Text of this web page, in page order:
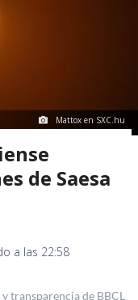
Mattox en SXC.hu
de Saesa
a las 22:58
y transparencia de BBCL